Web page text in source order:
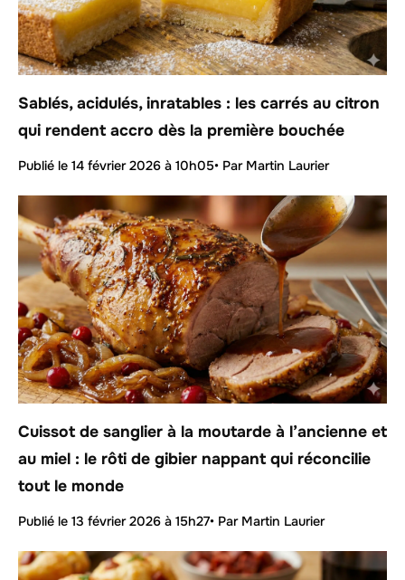
Sablés, acidulés, inratables : les carrés au citron
qui rendent accro dès la première bouchée
Publié le 14 février 2026 à 10h05• Par Martin Laurier
Cuissot de sanglier à la moutarde à l’ancienne et
au miel : le rôti de gibier nappant qui réconcilie
tout le monde
Publié le 13 février 2026 à 15h27• Par Martin Laurier